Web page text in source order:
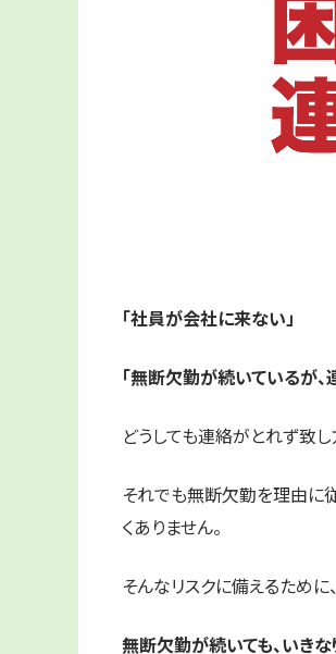
「社員が会社に来ない」
「無断欠勤が続いているが、
どうしても連絡がとれず致し
それでも無断欠勤を理由に
くありません。
そんなリスクに備えるために
無断欠勤が続いても、いき